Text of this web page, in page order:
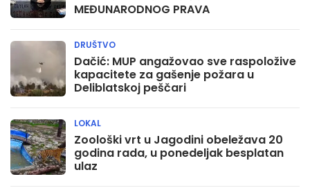
MEĐUNARODNOG PRAVA
Dačić: MUP angažovao sve raspoložive
kapacitete za gašenje požara u
Deliblatskoj peščari
DRUŠTVO
Zoološki vrt u Jagodini obeležava 20
godina rada, u ponedeljak besplatan
ulaz
LOKAL